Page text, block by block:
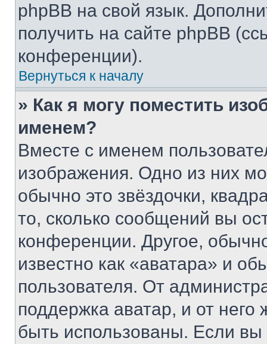
phpBB на свой язык.
получить на сайте phpBB
конференции).
Вернуться к началу
» Как я могу поместить
именем?
Вместе с именем
изображения. Одно из них
обычно это звёздочки,
то, сколько сообщений вы
конференции. Другое,
известно как «аватара» и
пользователя. От
поддержка аватар, и от него
быть использованы. Если